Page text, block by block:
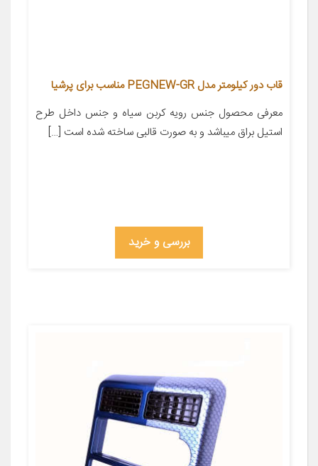
قاب دور کیلومتر مدل PEGNEW-GR مناسب برای پرشیا
معرفی محصول جنس رویه کربن سیاه و جنس داخل طرح
استیل براق میباشد و به صورت قالبی ساخته شده است […]
بررسی و خرید